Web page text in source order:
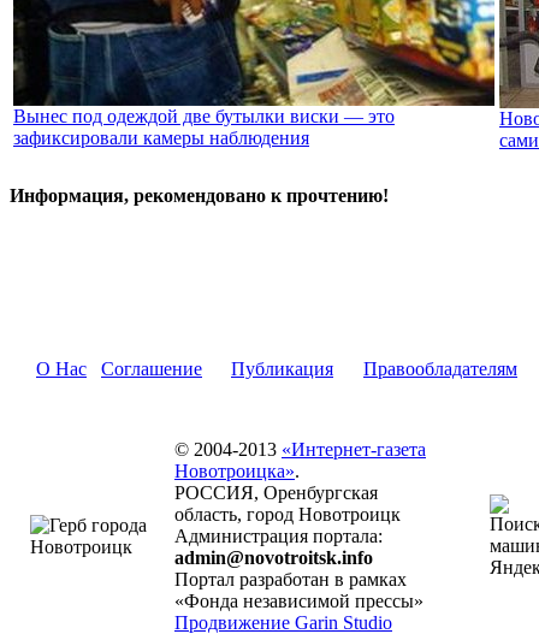
Вынес под одеждой две бутылки виски — это
зафиксировали камеры наблюдения
Информация, рекомендовано к прочтению!
О Нас Соглашение Публикация Правообладателям
© 2004-2013 «Интернет-газета
Новотроицка».
РОССИЯ, Оренбургская
область, город Новотроицк
Администрация портала:
admin@novotroitsk.info
Портал разработан в рамках
«Фонда независимой прессы»
Продвижение Garin Studio